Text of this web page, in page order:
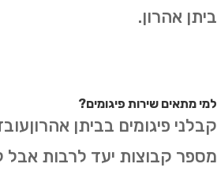
ביתן אהרון.
למי מתאים שירות פיגומים?
קבלני פיגומים בביתן
מספר קבוצות יעד לרבות אבל